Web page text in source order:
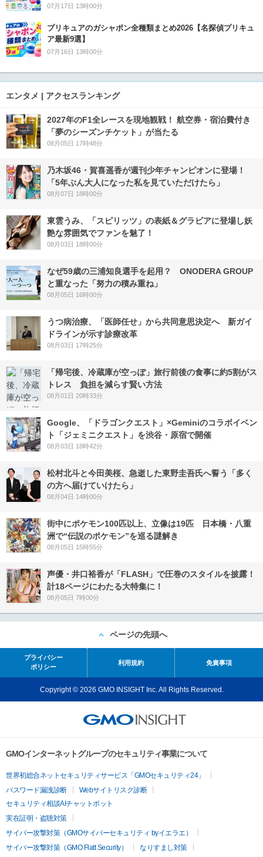
07月17日 13時00分
プリキュアのガシャポン全種類まとめ2026【名探偵プリキュ
ア最新9選】
07月16日 13時00分
エンタメ | アクセスランキング
2027年のF1全レースを現地観戦！ 航空券・宿泊費付き
「夢のシーズンチケット」が当たる
08月05日 17時48分
乃木坂46・賀喜遥香が週刊少年チャンピオンに登場！
「5年ぶん大人になった私を見ていただけたら」
08月07日 18時00分
東雲うみ、「スピリッツ」の表紙＆グラビアに登場し妖
艶な雰囲気でファンを魅了！
08月03日 18時00分
なぜ59歳の三浦知良選手を起用？ ONODERA GROUP
と重なった「努力の積み重ね」
08月05日 16時00分
うつ病治療、「医師任せ」から共同意思決定へ 新ガイ
ドラインが示す診療改革
08月03日 17時25分
「帰宅後、冷蔵庫が空っぽ」旅行前後の食事に約5割がス
トレス 負担を減らす賢い方法
08月01日 20時33分
Google、「ドラゴンクエスト」×Geminiのコラボイベン
ト「ジェミニクエスト」を渋谷・原宿で開催
08月03日 18時42分
松村北斗と今田美桜、急逝した東野圭吾氏へ誓う「多く
の方へ届けていけたら」
08月04日 14時00分
街中にポケモン100匹以上、立像は19匹 日本橋・八重
洲で“伝説のポケモン”を巡る謎解き
08月05日 15時55分
声優・井口裕香が「FLASH」で圧巻のスタイルを披露！
計18ページにわたる大特集に！
08月05日 7時00分
ページの先頭へ
プライバシー
ポリシー
利用規約 免責事項
Copyright © 2026 GMO INSIGHT Inc. All Rights Reserved.
GMOインターネットグループのセキュリティ事業について
世界初総合ネットセキュリティサービス「GMOセキュリティ24」
パスワード漏洩診断
Webサイトリスク診断
セキュリティ相談AIチャットボット
実在証明・盗聴対策
サイバー攻撃対策（GMOサイバーセキュリティ byイエラエ）
サイバー攻撃対策（GMO Flatt Security）
なりすまし対策